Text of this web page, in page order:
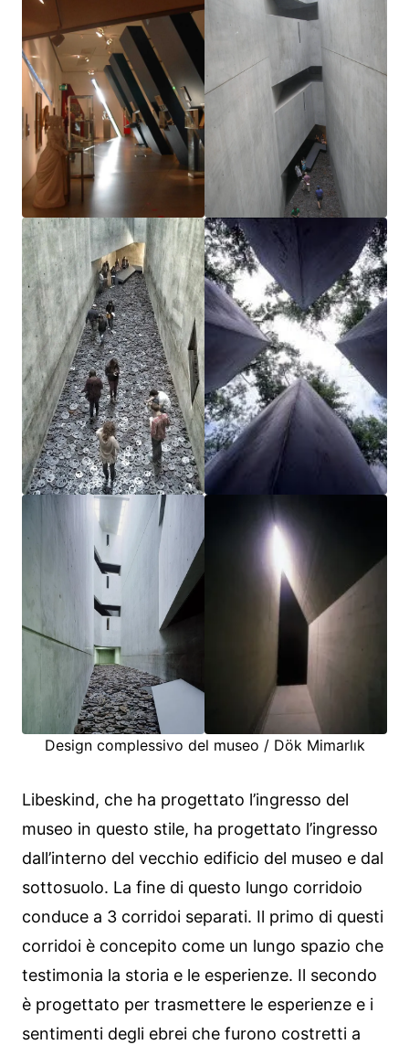
Design complessivo del museo / Dök Mimarlık
Libeskind, che ha progettato l’ingresso del
museo in questo stile, ha progettato l’ingresso
dall’interno del vecchio edificio del museo e dal
sottosuolo. La fine di questo lungo corridoio
conduce a 3 corridoi separati. Il primo di questi
corridoi è concepito come un lungo spazio che
testimonia la storia e le esperienze. Il secondo
è progettato per trasmettere le esperienze e i
sentimenti degli ebrei che furono costretti a